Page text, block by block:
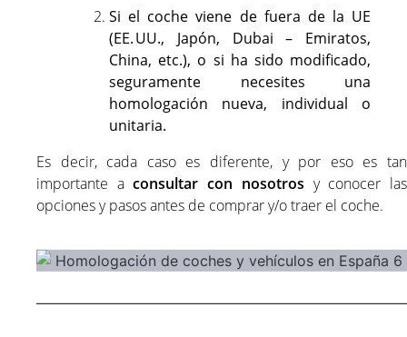
Si el coche viene de fuera de la UE
(EE. UU., Japón, Dubai – Emiratos,
China, etc.), o si ha sido modificado,
seguramente necesites una
homologación nueva, individual o
unitaria.
Es decir, cada caso es diferente, y por eso es tan
importante aconsultar con nosotros y conocer las
opciones y pasos antes de comprar y/o traer el coche.